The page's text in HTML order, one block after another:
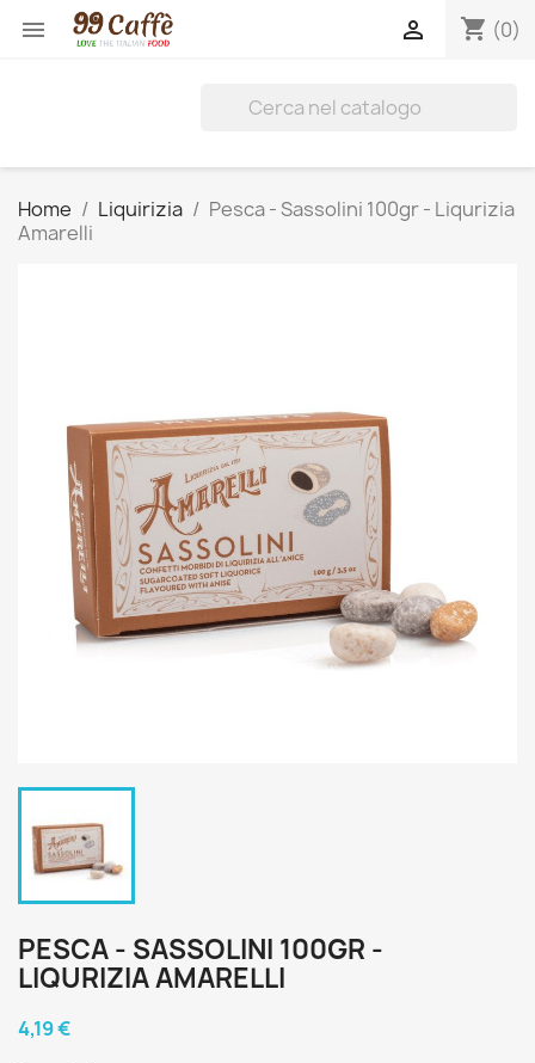
 shopping_cart (0)

Home Liquirizia
Pesca - Sassolini 100gr - Liqurizia
Amarelli
PESCA - SASSOLINI 100GR -
LIQURIZIA AMARELLI
4,19 €